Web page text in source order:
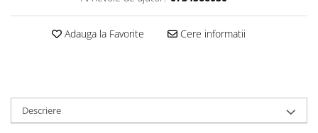
Adauga la Favorite Cere informatii
Descriere